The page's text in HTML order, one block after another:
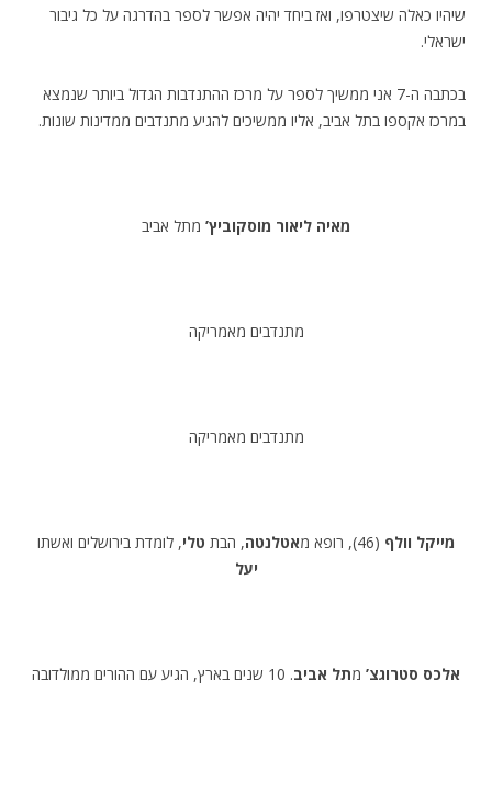
שיהיו כאלה שיצטרפו, ואז ביחד יהיה אפשר לספר בהדרגה על כל גיבור
ישראלי.
בכתבה ה-7 אני ממשיך לספר על מרכז ההתנדבות הגדול ביותר שנמצא
במרכז אקספו בתל אביב, אליו ממשיכים להגיע מתנדבים ממדינות שונות.
מאיה ליאור מוסקוביץ’ מתל אביב
מתנדבים מאמריקה
מתנדבים מאמריקה
מייקל וולף (46), רופא מ אטלנטה, הבת טלי, לומדת בירושלים ואשתו
יעל
אלכס סטרוגצ’ מתל אביב. 10 שנים בארץ, הגיע עם ההורים ממולדובה